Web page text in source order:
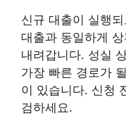
신규 대출이 실행
대출과 동일하게
내려갑니다. 성실
가장 빠른 경로가
이 있습니다. 신청
검하세요.